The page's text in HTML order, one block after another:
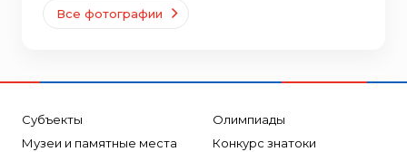
Все фотографии
Субъекты
Музеи и памятные места
Олимпиады
Конкурс знатоки